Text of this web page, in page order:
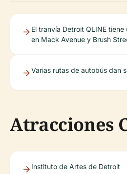
El tranvía Detroit QLINE
en Mack Avenue y Brush
Varias rutas de autobús dan
Atracciones
Instituto de Artes de Detroit